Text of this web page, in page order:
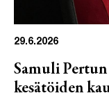
29.6.2026
Samuli
kesätöiden